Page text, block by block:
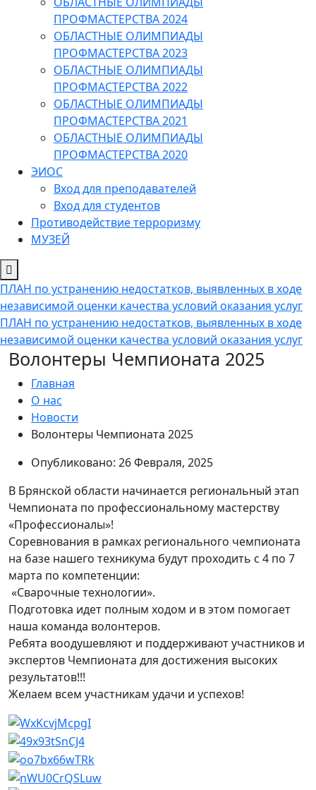
ПРОФМАСТЕРСТВА 2024
ОБЛАСТНЫЕ ОЛИМПИАДЫ
ПРОФМАСТЕРСТВА 2023
ОБЛАСТНЫЕ ОЛИМПИАДЫ
ПРОФМАСТЕРСТВА 2022
ОБЛАСТНЫЕ ОЛИМПИАДЫ
ПРОФМАСТЕРСТВА 2021
ОБЛАСТНЫЕ ОЛИМПИАДЫ
ПРОФМАСТЕРСТВА 2020
ЭИОС
Вход для преподавателей
Вход для студентов
Противодействие терроризму
МУЗЕЙ
ПЛАН по устранению недостатков, выявленных в ходе
независимой оценки качества условий оказания услуг
ПЛАН по устранению недостатков, выявленных в ходе
независимой оценки качества условий оказания услуг
Волонтеры Чемпионата 2025
Главная
О нас
Новости
Волонтеры Чемпионата 2025
Опубликовано: 26 Февраля, 2025
В Брянской области начинается региональный этап
Чемпионата по профессиональному мастерству
«Профессионалы»!
Соревнования в рамках регионального чемпионата
на базе нашего техникума будут проходить с 4 по 7
марта по компетенции:
«Сварочные технологии».
Подготовка идет полным ходом и в этом помогает
наша команда волонтеров.
Ребята воодушевляют и поддерживают участников и
экспертов Чемпионата для достижения высоких
результатов!!!
Желаем всем участникам удачи и успехов!